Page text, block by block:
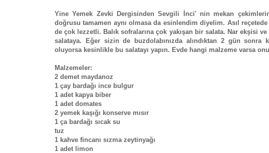
Yine Yemek Zevki Dergisinden Sevgili İnci' nin mekan
doğrusu tamamen aynı olmasa da esinlendim diyelim. Asıl
de çok lezzetli. Balık sofralarına çok yakışan bir salata. Nar ekşisi
salataya. Eğer sizin de buzdolabınızda alındıktan 2 gün sonra
oluyorsa kesinlikle bu salatayı yapın. Evde hangi malzeme varsa
Malzemeler:
2 demet maydanoz
1 çay bardağı ince bulgur
1 adet kapya biber
1 adet domates
2 yemek kaşığı konserve mısır
1 ça bardağı sıcak su
tuz
1 kahve fincanı sızma zeytinyağı
1 adet limon